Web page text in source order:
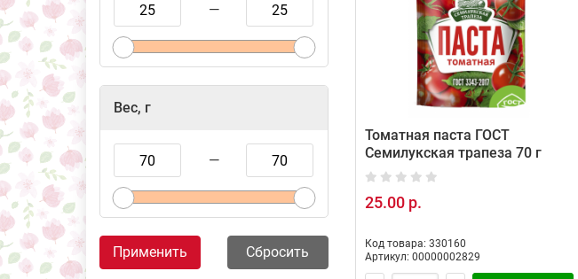
—
Вес, г
—
Применить Сбросить
Томатная паста ГОСТ
Семилукская трапеза 70 г
25.00 р.
Код товара: 330160
Артикул: 00000002829